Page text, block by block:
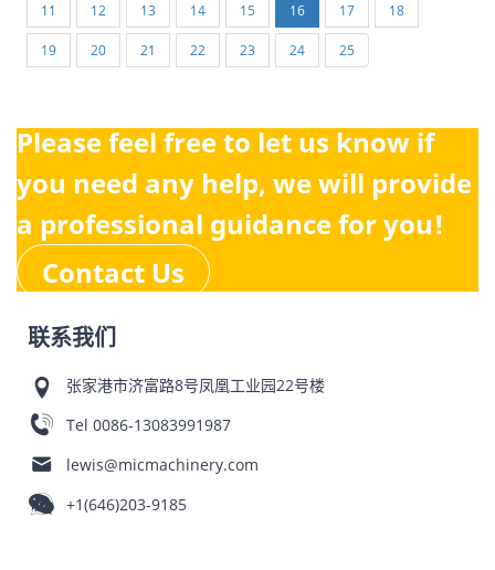
11 12 13 14 15 16 17 18
19 20 21 22 23 24 25
Please feel free to let us know if
you need any help, we will provide
a professional guidance for you!
Contact Us
联系我们
张家港市济富路8号凤凰工业园22号楼
Tel 0086-13083991987
lewis@micmachinery.com
+1(646)203-9185